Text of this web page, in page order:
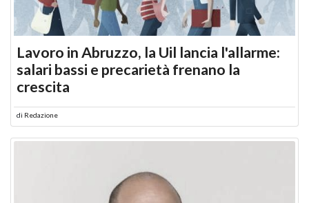
Lavoro in Abruzzo, la Uil lancia l'allarme:
salari bassi e precarietà frenano la
crescita
di Redazione